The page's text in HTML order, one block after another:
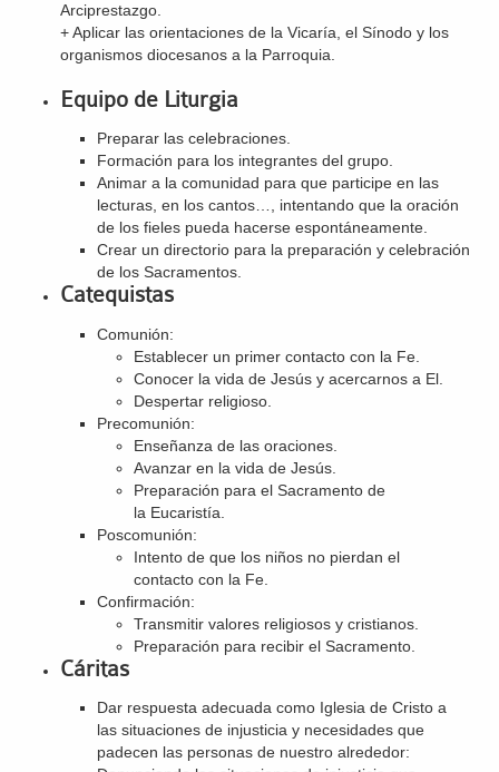
Arciprestazgo.
+ Aplicar las orientaciones de la Vicaría, el Sínodo y los
organismos diocesanos a la Parroquia.
Equipo de Liturgia
Preparar las celebraciones.
Formación para los integrantes del grupo.
Animar a la comunidad para que participe en las
lecturas, en los cantos…, intentando que la oración
de los fieles pueda hacerse espontáneamente.
Crear un directorio para la preparación y celebración
de los Sacramentos.
Catequistas
Comunión:
Establecer un primer contacto con la Fe.
Conocer la vida de Jesús y acercarnos a El.
Despertar religioso.
Precomunión:
Enseñanza de las oraciones.
Avanzar en la vida de Jesús.
Preparación para el Sacramento de
la Eucaristía.
Poscomunión:
Intento de que los niños no pierdan el
contacto con la Fe.
Confirmación:
Transmitir valores religiosos y cristianos.
Preparación para recibir el Sacramento.
Cáritas
Dar respuesta adecuada como Iglesia de Cristo a
las situaciones de injusticia y necesidades que
padecen las personas de nuestro alrededor: